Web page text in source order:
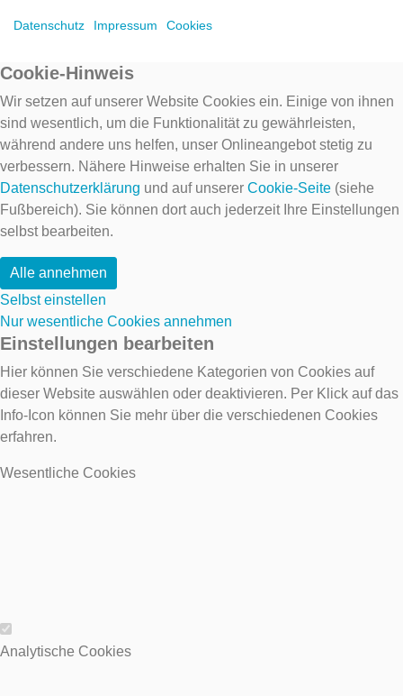
Datenschutz Impressum Cookies
Cookie-Hinweis
Wir setzen auf unserer Website Cookies ein. Einige von ihnen
sind wesentlich, um die Funktionalität zu gewährleisten,
während andere uns helfen, unser Onlineangebot stetig zu
verbessern. Nähere Hinweise erhalten Sie in unserer
Datenschutzerklärung und auf unserer Cookie-Seite (siehe
Fußbereich). Sie können dort auch jederzeit Ihre Einstellungen
selbst bearbeiten.
Alle annehmen
Selbst einstellen
Nur wesentliche Cookies annehmen
Einstellungen bearbeiten
Hier können Sie verschiedene Kategorien von Cookies auf
dieser Website auswählen oder deaktivieren. Per Klick auf das
Info-Icon können Sie mehr über die verschiedenen Cookies
erfahren.
Wesentliche Cookies
Wesentliche Cookies
Analytische Cookies